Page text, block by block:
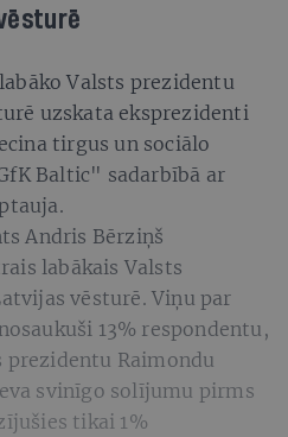
Valsts prezidentu
uzskata eksprezidenti
tirgus un sociālo
Baltic" sadarbībā ar
Andris Bērziņš
labākais Valsts
vēsturē. Viņu par
13% respondentu,
prezidentu Raimondu
svinīgo solījumu pirms
tikai 1%